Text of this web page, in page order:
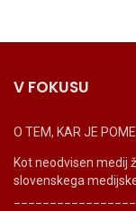
V FOKUSU
O TEM, KAR JE
Kot neodvisen medij
slovenskega